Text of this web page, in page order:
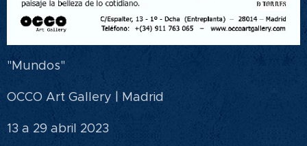
"Mundos"
OCCO Art Gallery | Madrid
13 a 29 abril 2023